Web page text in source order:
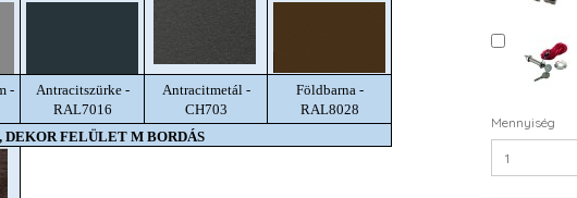
-
Antracitszürke -
RAL7016
Antracitmetál -
CH703
Földbarna -
RAL8028
DEKOR FELÜLET M BORDÁS
Mennyiség